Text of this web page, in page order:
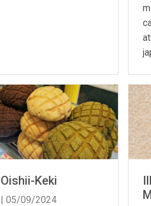
Oishii-Keki
| 05/09/2024